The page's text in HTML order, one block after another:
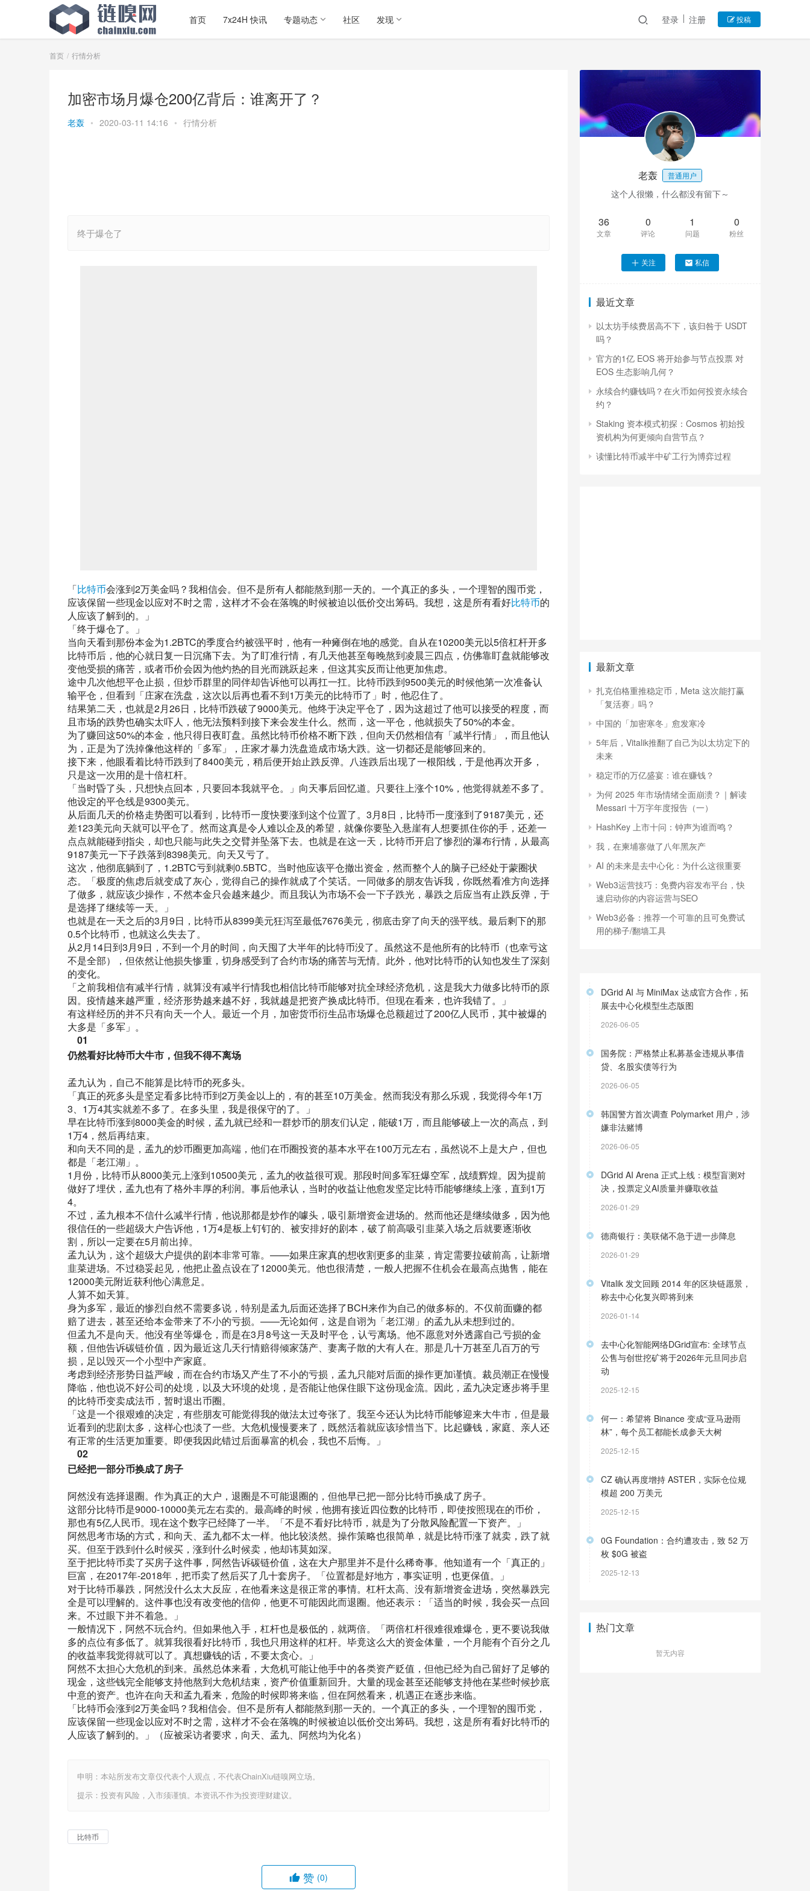
首页 7x24H 快讯 专题动态 社区 发现 登录 注册 投稿
首页 行情分析
加密市场月爆仓200亿背后：谁离开了？
老轰 • 2020-03-11 14:16 • 行情分析
终于爆仓了
「比特币会涨到2万美金吗？我相信会。但不是所有人都能熬到那一天的。一个真正的多头，一个理智的囤币党，
应该保留一些现金以应对不时之需，这样才不会在落魄的时候被迫以低价交出筹码。我想，这是所有看好比特币的
人应该了解到的。」
「终于爆仓了。」
当向天看到那份本金为1.2BTC的季度合约被强平时，他有一种瘫倒在地的感觉。自从在10200美元以5倍杠杆开多
比特币后，他的心就日复一日沉痛下去。为了盯准行情，有几天他甚至每晚熬到凌晨三四点，仿佛靠盯盘就能够改
变他受损的痛苦，或者币价会因为他灼热的目光而跳跃起来，但这其实反而让他更加焦虑。
途中几次他想平仓止损，但炒币群里的同伴却告诉他可以再扛一扛。比特币跌到9500美元的时候他第一次准备认
输平仓，但看到「庄家在洗盘，这次以后再也看不到1万美元的比特币了」时，他忍住了。
结果第二天，也就是2月26日，比特币跌破了9000美元。他终于决定平仓了，因为这超过了他可以接受的程度，而
且市场的跌势也确实太吓人，他无法预料到接下来会发生什么。然而，这一平仓，他就损失了50%的本金。
为了赚回这50%的本金，他只得日夜盯盘。虽然比特币价格不断下跌，但向天仍然相信有「减半行情」，而且他认
为，正是为了洗掉像他这样的「多军」，庄家才暴力洗盘造成市场大跌。这一切都还是能够回来的。
接下来，他眼看着比特币跌到了8400美元，稍后便开始止跌反弹。八连跌后出现了一根阳线，于是他再次开多，
只是这一次用的是十倍杠杆。
「当时昏了头，只想快点回本，只要回本我就平仓。」向天事后回忆道。只要往上涨个10%，他觉得就差不多了。
他设定的平仓线是9300美元。
从后面几天的价格走势图可以看到，比特币一度快要涨到这个位置了。3月8日，比特币一度涨到了9187美元，还
差123美元向天就可以平仓了。然而这真是令人难以企及的希望，就像你要坠入悬崖有人想要抓住你的手，还差一
点点就能碰到指尖，却也只能与此失之交臂并坠落下去。也就是在这一天，比特币开启了惨烈的瀑布行情，从最高
9187美元一下子跌落到8398美元。向天又亏了。
这次，他彻底躺到了，1.2BTC亏到就剩0.5BTC。当时他应该平仓撤出资金，然而整个人的脑子已经处于蒙圈状
态。「极度的焦虑后就变成了灰心，觉得自己的操作就成了个笑话。一同做多的朋友告诉我，你既然看准方向选择
了做多，就应该少操作，不然本金只会越来越少。而且我认为市场不会一下子跌光，暴跌之后应当有止跌反弹，于
是选择了继续等一天。」
也就是在一天之后的3月9日，比特币从8399美元狂泻至最低7676美元，彻底击穿了向天的强平线。最后剩下的那
0.5个比特币，也就这么失去了。
从2月14日到3月9日，不到一个月的时间，向天囤了大半年的比特币没了。虽然这不是他所有的比特币（也幸亏这
不是全部），但依然让他损失惨重，切身感受到了合约市场的痛苦与无情。此外，他对比特币的认知也发生了深刻
的变化。
「之前我相信有减半行情，就算没有减半行情我也相信比特币能够对抗全球经济危机，这是我大力做多比特币的原
因。疫情越来越严重，经济形势越来越不好，我就越是把资产换成比特币。但现在看来，也许我错了。」
有这样经历的并不只有向天一个人。最近一个月，加密货币衍生品市场爆仓总额超过了200亿人民币，其中被爆的
大多是「多军」。
01
仍然看好比特币大牛市，但我不得不离场
孟九认为，自己不能算是比特币的死多头。
「真正的死多头是坚定看多比特币到2万美金以上的，有的甚至10万美金。然而我没有那么乐观，我觉得今年1万
3、1万4其实就差不多了。在多头里，我是很保守的了。」
早在比特币涨到8000美金的时候，孟九就已经和一群炒币的朋友们认定，能破1万，而且能够破上一次的高点，到
1万4，然后再结束。
和向天不同的是，孟九的炒币圈更加高端，他们在币圈投资的基本水平在100万元左右，虽然说不上是大户，但也
都是「老江湖」。
1月份，比特币从8000美元上涨到10500美元，孟九的收益很可观。那段时间多军狂爆空军，战绩辉煌。因为提前
做好了埋伏，孟九也有了格外丰厚的利润。事后他承认，当时的收益让他愈发坚定比特币能够继续上涨，直到1万
4。
不过，孟九根本不信什么减半行情，他说那都是炒作的噱头，吸引新增资金进场的。然而他还是继续做多，因为他
很信任的一些超级大户告诉他，1万4是板上钉钉的、被安排好的剧本，破了前高吸引韭菜入场之后就要逐渐收
割，所以一定要在5月前出掉。
孟九认为，这个超级大户提供的剧本非常可靠。——如果庄家真的想收割更多的韭菜，肯定需要拉破前高，让新增
韭菜进场。不过稳妥起见，他把止盈点设在了12000美元。他也很清楚，一般人把握不住机会在最高点抛售，能在
12000美元附近获利他心满意足。
人算不如天算。
身为多军，最近的惨烈自然不需要多说，特别是孟九后面还选择了BCH来作为自己的做多标的。不仅前面赚的都
赔了进去，甚至还给本金带来了不小的亏损。——无论如何，这是自诩为「老江湖」的孟九从未想到过的。
但孟九不是向天。他没有坐等爆仓，而是在3月8号这一天及时平仓，认亏离场。他不愿意对外透露自己亏损的金
额，但他告诉碳链价值，因为最近这几天行情赔得倾家荡产、妻离子散的大有人在。那是几十万甚至几百万的亏
损，足以毁灭一个小型中产家庭。
考虑到经济形势日益严峻，而在合约市场又产生了不小的亏损，孟九只能对后面的操作更加谨慎。裁员潮正在慢慢
降临，他也说不好公司的处境，以及大环境的处境，是否能让他保住眼下这份现金流。因此，孟九决定逐步将手里
的比特币变卖成法币，暂时退出币圈。
「这是一个很艰难的决定，有些朋友可能觉得我的做法太过夸张了。我至今还认为比特币能够迎来大牛市，但是最
近看到的悲剧太多，这样心也淡了一些。大危机慢慢要来了，既然活着就应该珍惜当下。比起赚钱，家庭、亲人还
有正常的生活更加重要。即便我因此错过后面暴富的机会，我也不后悔。」
02
已经把一部分币换成了房子
阿然没有选择退圈。作为真正的大户，退圈是不可能退圈的，但他早已把一部分比特币换成了房子。
这部分比特币是9000-10000美元左右卖的。最高峰的时候，他拥有接近四位数的比特币，即使按照现在的币价，
那也有5亿人民币。现在这个数字已经降了一半。「不是不看好比特币，就是为了分散风险配置一下资产。」
阿然思考市场的方式，和向天、孟九都不太一样。他比较淡然。操作策略也很简单，就是比特币涨了就卖，跌了就
买。但至于跌到什么时候买，涨到什么时候卖，他却讳莫如深。
至于把比特币卖了买房子这件事，阿然告诉碳链价值，这在大户那里并不是什么稀奇事。他知道有一个「真正的」
巨富，在2017年-2018年，把币卖了然后买了几十套房子。「位置都是好地方，事实证明，也更保值。」
对于比特币暴跌，阿然没什么太大反应，在他看来这是很正常的事情。杠杆太高、没有新增资金进场，突然暴跌完
全是可以理解的。这件事也没有改变他的信仰，他更不可能因此而退圈。他还表示：「适当的时候，我会买一点回
来。不过眼下并不着急。」
一般情况下，阿然不玩合约。但如果他入手，杠杆也是极低的，就两倍。「两倍杠杆很难很难爆仓，更不要说我做
多的点位有多低了。就算我很看好比特币，我也只用这样的杠杆。毕竟这么大的资金体量，一个月能有个百分之几
的收益率我觉得就可以了。真想赚钱的话，不要太贪心。」
阿然不太担心大危机的到来。虽然总体来看，大危机可能让他手中的各类资产贬值，但他已经为自己留好了足够的
现金，这些钱完全能够支持他熬到大危机结束，资产价值重新回升。大量的现金甚至还能够支持他在某些时候抄底
中意的资产。也许在向天和孟九看来，危险的时候即将来临，但在阿然看来，机遇正在逐步来临。
「比特币会涨到2万美金吗？我相信会。但不是所有人都能熬到那一天的。一个真正的多头，一个理智的囤币党，
应该保留一些现金以应对不时之需，这样才不会在落魄的时候被迫以低价交出筹码。我想，这是所有看好比特币的
人应该了解到的。」（应被采访者要求，向天、孟九、阿然均为化名）
申明：本站所发布文章仅代表个人观点，不代表ChainXiu链嗅网立场。
提示：投资有风险，入市须谨慎。本资讯不作为投资理财建议。
比特币
赞 (0)
老轰 普通用户
这个人很懒，什么都没有留下～
36
文章
0
评论
1
问题
0
粉丝
关注 私信
最近文章
以太坊手续费居高不下，该归咎于 USDT
吗？
官方的1亿 EOS 将开始参与节点投票 对
EOS 生态影响几何？
永续合约赚钱吗？在火币如何投资永续合
约？
Staking 资本模式初探：Cosmos 初始投
资机构为何更倾向自营节点？
读懂比特币减半中矿工行为博弈过程
最新文章
扎克伯格重推稳定币，Meta 这次能打赢
「复活赛」吗？
中国的「加密寒冬」愈发寒冷
5年后，Vitalik推翻了自己为以太坊定下的
未来
稳定币的万亿盛宴：谁在赚钱？
为何 2025 年市场情绪全面崩溃？｜解读
Messari 十万字年度报告（一）
HashKey 上市十问：钟声为谁而鸣？
我，在柬埔寨做了八年黑灰产
AI 的未来是去中心化：为什么这很重要
Web3运营技巧：免费内容发布平台，快
速启动你的内容运营与SEO
Web3必备：推荐一个可靠的且可免费试
用的梯子/翻墙工具
DGrid AI 与 MiniMax 达成官方合作，拓
展去中心化模型生态版图
2026-06-05
国务院：严格禁止私募基金违规从事借
贷、名股实债等行为
2026-06-05
韩国警方首次调查 Polymarket 用户，涉
嫌非法赌博
2026-06-05
DGrid AI Arena 正式上线：模型盲测对
决，投票定义AI质量并赚取收益
2026-01-29
德商银行：美联储不急于进一步降息
2026-01-29
Vitalik 发文回顾 2014 年的区块链愿景，
称去中心化复兴即将到来
2026-01-14
去中心化智能网络DGrid宣布: 全球节点
公售与创世挖矿将于2026年元旦同步启
动
2025-12-15
何一：希望将 Binance 变成“亚马逊雨
林”，每个员工都能长成参天大树
2025-12-15
CZ 确认再度增持 ASTER，实际仓位规
模超 200 万美元
2025-12-15
0G Foundation：合约遭攻击，致 52 万
枚 $0G 被盗
2025-12-13
热门文章
暂无内容